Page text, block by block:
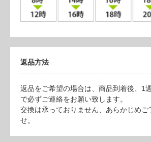
返品方法
返品をご希望の場合は、商品到着後、1
で必ずご連絡をお願い致します。
交換は承っておりません、あらかじめご
せ。